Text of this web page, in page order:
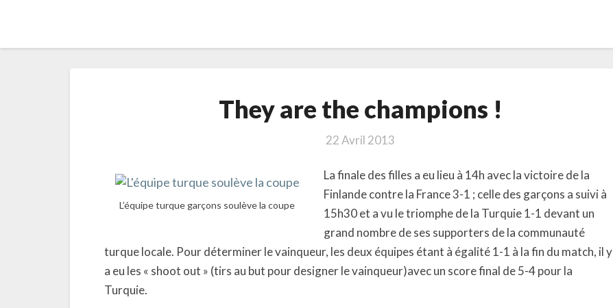
are
champions
They are the champions !
22 Avril 2013
L’équipe turque garçons soulève la coupe
La finale des filles a eu lieu à 14h avec la victoire de la
Finlande contre la France 3-1 ; celle des garçons a suivi à
15h30 et a vu le triomphe de la Turquie 1-1 devant un
grand nombre de ses supporters de la communauté
turque locale. Pour déterminer le vainqueur, les deux équipes étant à égalité 1-1 à la fin du match, il y
a eu les « shoot out » (tirs au but pour designer le vainqueur)avec un score final de 5-4 pour la
Turquie.